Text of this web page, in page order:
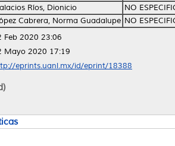
Ríos, Dionicio
NO
Cabrera, Norma Guadalupe NO
Feb 2020 23:06
Mayo 2020 17:19
eprints.uanl.mx/id/eprint/18388